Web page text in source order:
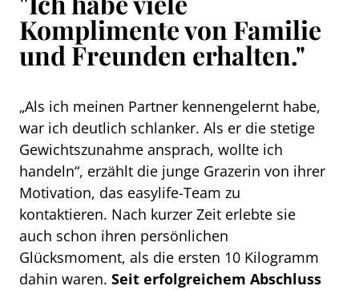
Komplimente von Familie
und Freunden erhalten."
„Als ich meinen Partner kennengelernt habe,
war ich deutlich schlanker. Als er die stetige
Gewichtszunahme ansprach, wollte ich
handeln“, erzählt die junge Grazerin von ihrer
Motivation, das easylife-Team zu
kontaktieren. Nach kurzer Zeit erlebte sie
auch schon ihren persönlichen
Glücksmoment, als die ersten 10 Kilogramm
dahin waren. Seit erfolgreichem Abschluss